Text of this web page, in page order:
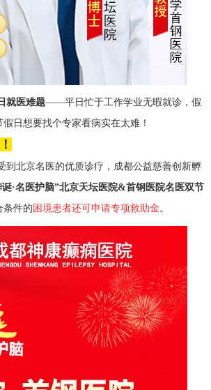
就医难题——平日忙于工作学业无暇就诊，假
假日想要找个专家看病实在太难！
到北京名医的优质诊疗， 成都公益慈善创新孵
诞·名医护脑”北京天坛医院&首钢医院名医双节
条件的困境患者还可申请专项救助金。